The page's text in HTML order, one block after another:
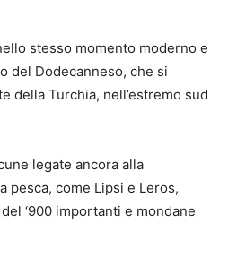
stesso momento moderno e
del Dodecanneso, che si
della Turchia, nell’estremo sud
legate ancora alla
pesca, come Lipsi e Leros,
‘900 importanti e mondane